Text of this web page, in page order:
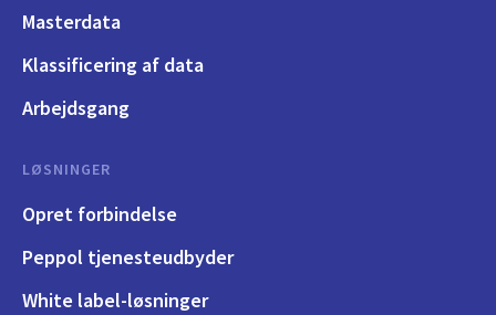
Masterdata
Klassificering af data
Arbejdsgang
LØSNINGER
Opret forbindelse
Peppol tjenesteudbyder
White label-løsninger